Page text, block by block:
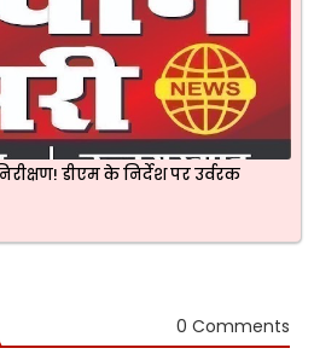
डीएम के निर्देश पर उर्वरक
0 Comments